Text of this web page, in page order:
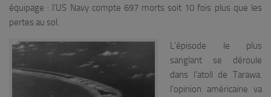
équipage : l’US Navy compte 697 morts soit 10 fois plus que les
pertes au sol.
L’épisode le plus
sanglant se déroule
dans l’atoll de Tarawa.
l’opinion américaine va